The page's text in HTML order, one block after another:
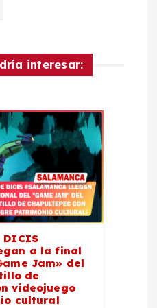
interesar:
DICIS
a la final
Jam» del
de
videojuego
cultural